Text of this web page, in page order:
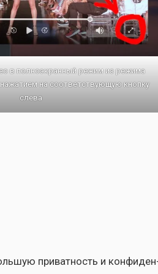
в пол­но­экран­ный режим из режи­ма
нажа­ти­ем на соот­вет­ству­ю­щую кноп­ку
сле­ва
при­ват­ность и